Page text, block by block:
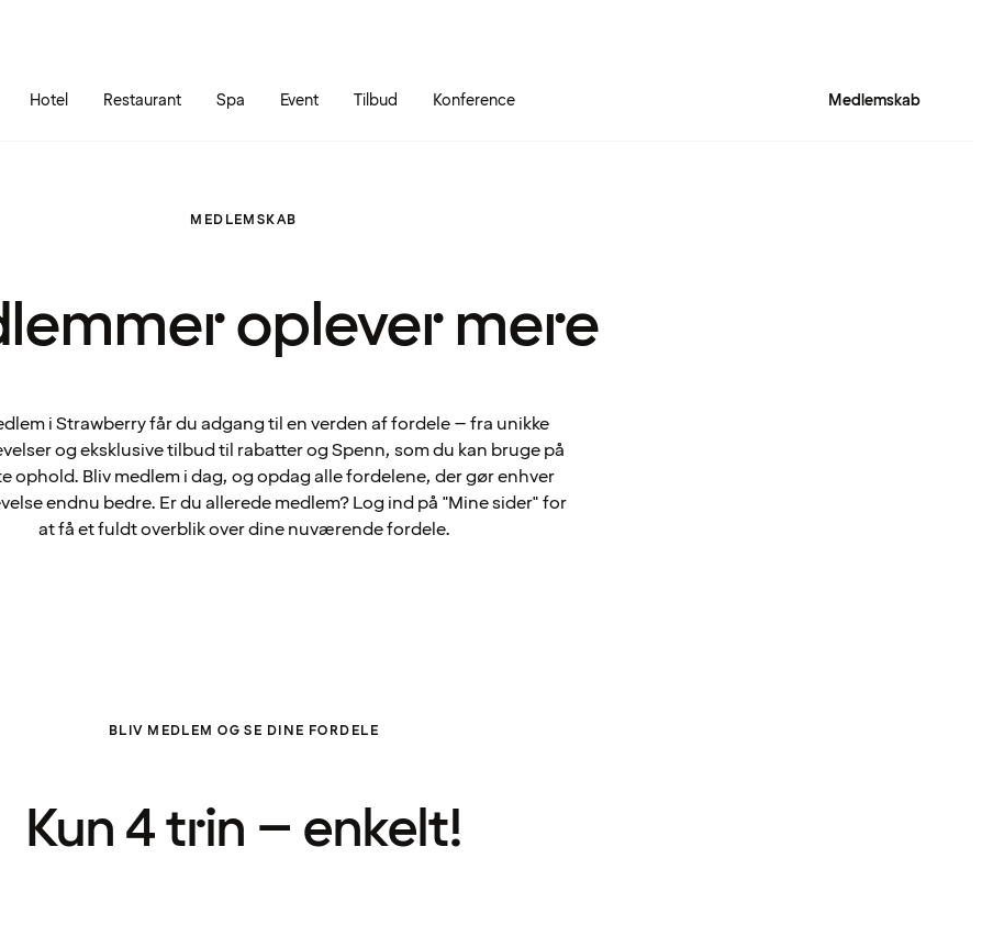
Hotel Restaurant Spa Event Tilbud Konference Medlemskab
MEDLEMSKAB
oplever mere
i Strawberry får du adgang til en verden af fordele – fra unikke
og eksklusive tilbud til rabatter og Spenn, som du kan bruge på
ophold. Bliv medlem i dag, og opdag alle fordelene, der gør enhver
endnu bedre. Er du allerede medlem? Log ind på "Mine sider" for
at få et fuldt overblik over dine nuværende fordele.
BLIV MEDLEM OG SE DINE FORDELE
Kun 4 trin – enkelt!